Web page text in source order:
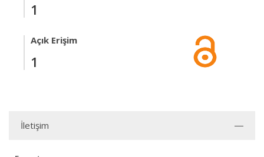
1
Açık Erişim
1
İletişim